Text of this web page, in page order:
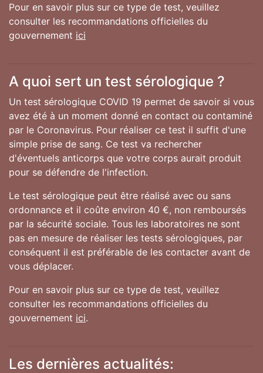
Pour en savoir plus sur ce type de test, veuillez
consulter les recommandations officielles du
gouvernement ici
A quoi sert un test sérologique ?
Un test sérologique COVID 19 permet de savoir si vous
avez été à un moment donné en contact ou contaminé
par le Coronavirus. Pour réaliser ce test il suffit d'une
simple prise de sang. Ce test va rechercher
d'éventuels anticorps que votre corps aurait produit
pour se défendre de l'infection.
Le test sérologique peut être réalisé avec ou sans
ordonnance et il coûte environ 40 €, non remboursés
par la sécurité sociale. Tous les laboratoires ne sont
pas en mesure de réaliser les tests sérologiques, par
conséquent il est préférable de les contacter avant de
vous déplacer.
Pour en savoir plus sur ce type de test, veuillez
consulter les recommandations officielles du
gouvernement ici.
Les dernières actualités: